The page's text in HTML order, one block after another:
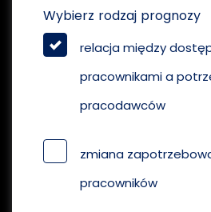
Wybierz rodzaj prognozy
relacja między
pracownikami a
pracodawców
zmiana
pracowników